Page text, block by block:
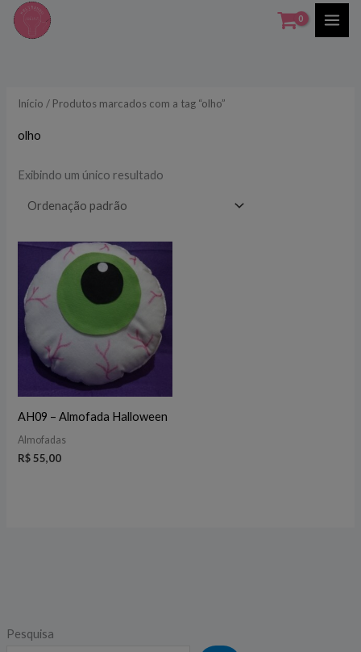
para
Pesquisa
Início / Produtos marcados com a tag “olho”
olho
Exibindo um único resultado
AH09 – Almofada Halloween
Almofadas
R$55,00